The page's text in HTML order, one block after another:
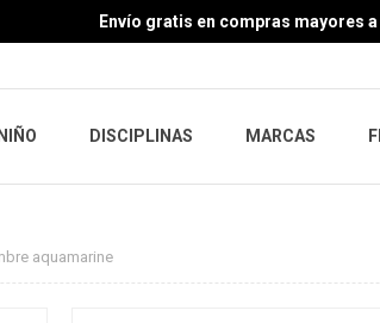
Envío gratis en compras mayores a
NIÑO DISCIPLINAS MARCAS
aquamarine